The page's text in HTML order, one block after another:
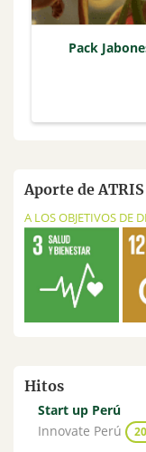
Pack
Aporte de ATRIS
A LOS OBJETIVOS DE
Hitos
Start up Perú
Innovate Perú